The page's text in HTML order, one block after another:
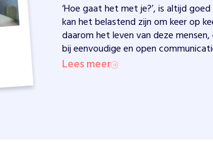
‘Hoe gaat het met je?’, is altijd
kan het belastend zijn om keer op
daarom het leven van deze
bij eenvoudige en open
Lees meer